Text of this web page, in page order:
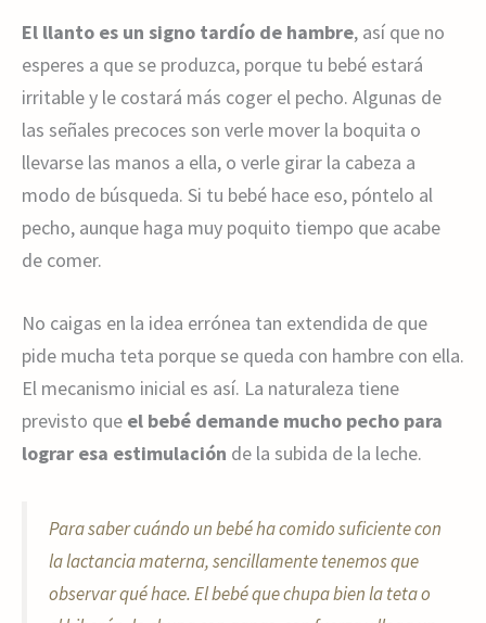
El llanto es un signo tardío de hambre, así que no
esperes a que se produzca, porque tu bebé estará
irritable y le costará más coger el pecho. Algunas de
las señales precoces son verle mover la boquita o
llevarse las manos a ella, o verle girar la cabeza a
modo de búsqueda. Si tu bebé hace eso, póntelo al
pecho, aunque haga muy poquito tiempo que acabe
de comer.
No caigas en la idea errónea tan extendida de que
pide mucha teta porque se queda con hambre con ella.
El mecanismo inicial es así. La naturaleza tiene
previsto que el bebé demande mucho pecho para
lograr esa estimulación de la subida de la leche.
Para saber cuándo un bebé ha comido suficiente con
la lactancia materna, sencillamente tenemos que
observar qué hace. El bebé que chupa bien la teta o